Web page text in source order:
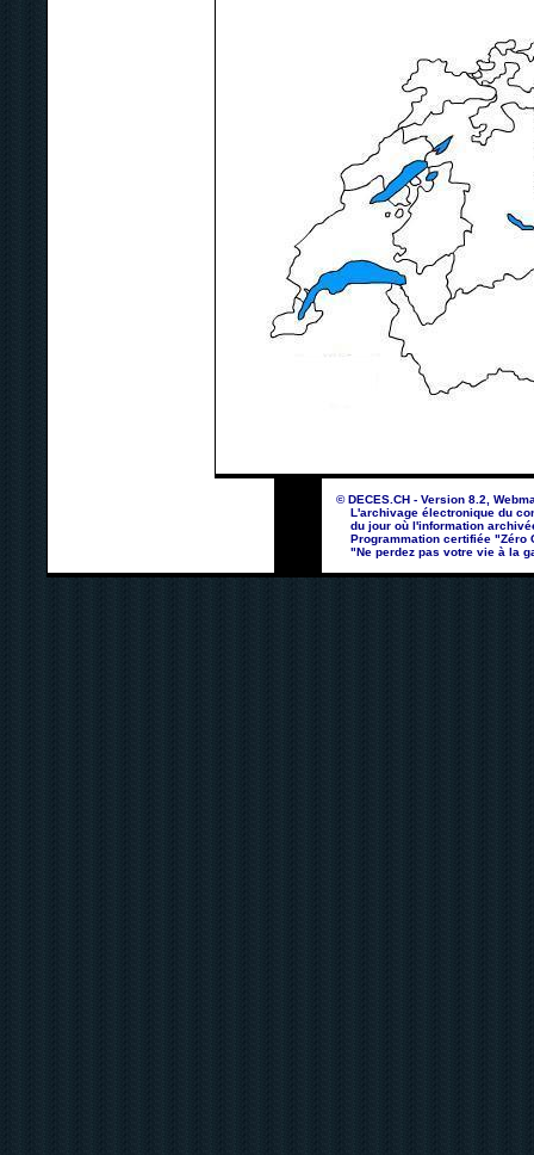
© DECES.CH - Version 8.2,
L'archivage électronique du
du jour où l'information
Programmation certifiée "Zéro
"Ne perdez pas votre vie à la